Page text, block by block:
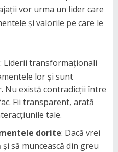
vor urma un lider care
și valorile pe care le
: Liderii transformaționali
lor și sunt
Nu există contradicții între
Fii transparent, arată
tale.
dorite: Dacă vrei
să muncească din greu